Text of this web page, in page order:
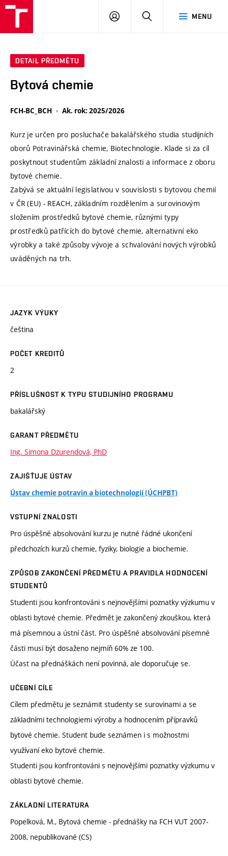
MENU
PŘIHLÁSIT
DETAIL PŘEDMĚTU
Bytová chemie
FCH-BC_BCH Ak. rok: 2025/2026
Kurz je určen pro posluchače bakalářského studia studijních
oborů Potravinářská chemie, Biotechnologie. Klade si za cíl
poskytnout studentům základní znalosti a informace z oboru
bytové chemie.
Zabývá se aktuální legislativou v souvislosti s bytovou chemií
v ČR (EU) - REACH, základním rozdělením a surovinovým
složením prostředků bytové chemie, různými typy
prostředků patřících do bytové chemie, alternativní eko
výrobky a také způsoby vývoje a schvalování nových výrobků
uváděných na trh.
JAZYK VÝUKY
čeština
POČET KREDITŮ
2
PŘÍSLUŠNOST K TYPU STUDIJNÍHO PROGRAMU
bakalářský
GARANT PŘEDMĚTU
Ing. Simona Dzurendová, PhD
ZAJIŠŤUJE ÚSTAV
Ústav chemie potravin a biotechnologií (ÚCHPBT)
VSTUPNÍ ZNALOSTI
Pro úspěšné absolvování kurzu je nutné řádné ukončení
předchozích kurzů chemie, fyziky, biologie a biochemie.
ZPŮSOB ZAKONČENÍ PŘEDMĚTU A PRAVIDLA HODNOCENÍ
STUDENTŮ
Studenti jsou konfrontováni s nejnovějšími poznatky výzkumu v
oblasti bytové chemie. Předmět je zakončený zkouškou, která
má písemnou a ústní část. Pro úspěšné absolvování písemné
části musí být dosaženo nejmíň 60% ze 100.
Účast na přednáškách není povinná, ale doporučuje se.
UČEBNÍ CÍLE
Cílem předmětu je seznámit studenty se surovinami a se
základními technologiemi výroby a hodnocením přípravků
bytové chemie. Student bude seznámen i s možnostmi
využívaní eko bytové chemie.
Studenti jsou konfrontováni s nejnovějšími poznatky výzkumu v
oblasti bytové chemie.
ZÁKLADNÍ LITERATURA
Popelková, M., Bytová chemie - přednášky na FCH VUT 2007-
2008, nepublikované (CS)